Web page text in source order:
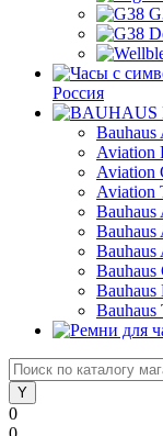
Россия
Aviation
Aviation
Aviation
Bauhaus
Bauhaus
Bauhaus
Bauhaus
0